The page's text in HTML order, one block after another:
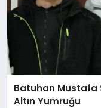
Batuhan Mustafa
Altın Yumruğu